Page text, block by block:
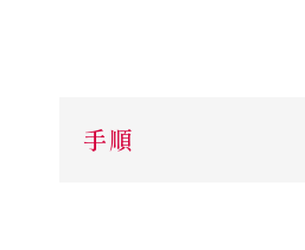
手順